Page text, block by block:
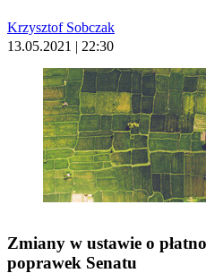
Krzysztof Sobczak
13.05.2021 | 22:30
Zmiany w ustawie o
poprawek Senatu